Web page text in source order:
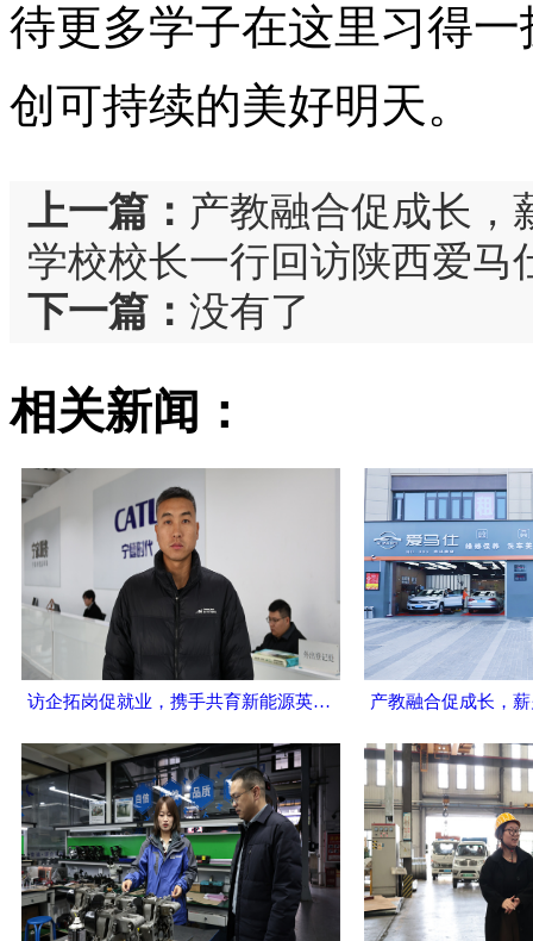
待更多学子在这里习得
创可持续的美好明天。
上一篇： 产教融合促成长
学校校长一行回访陕西爱马
下一篇： 没有了
相关新闻：
访企拓岗促就业，携手共育新能源英才 ——西安万通汽车学校回访宁德时代（宁家服务）